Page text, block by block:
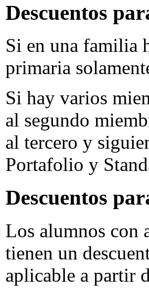
Descuentos
Si en una familia
primaria
Si hay varios
al segundo
al tercero y
Portafolio y
Descuentos
Los alumnos con
tienen un
aplicable a partir